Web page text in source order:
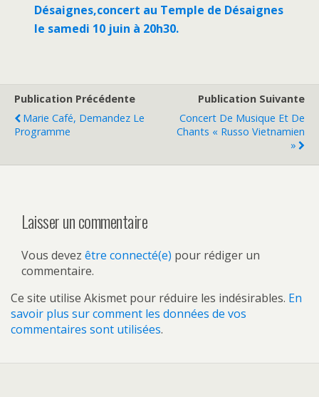
Désaignes,concert au Temple de Désaignes
le samedi 10 juin à 20h30.
Publication Précédente
Marie Café, Demandez Le
Programme
Publication Suivante
Concert De Musique Et De
Chants « Russo Vietnamien
»
Laisser un commentaire
Vous devez être connecté(e) pour rédiger un
commentaire.
Ce site utilise Akismet pour réduire les indésirables. En
savoir plus sur comment les données de vos
commentaires sont utilisées.